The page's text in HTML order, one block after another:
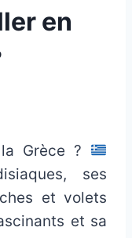
en
Grèce ?
ses
et volets
et sa